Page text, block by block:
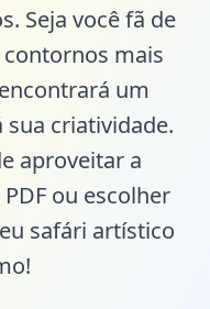
Seja você fã de
mais
um
criatividade.
aproveitar a
ou escolher
safári artístico